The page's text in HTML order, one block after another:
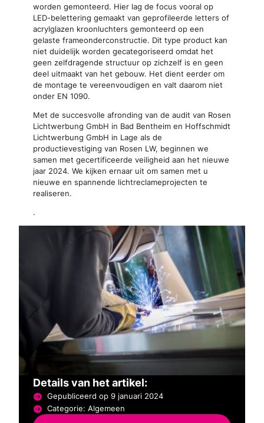
worden gemonteerd. Hier lag de focus vooral op
LED-belettering gemaakt van geprofileerde letters of
acrylglazen kroonluchters gemonteerd op een
gelaste frameonderconstructie. Dit type product kan
niet duidelijk worden gecategoriseerd omdat het
geen zelfdragende structuur op zichzelf is en geen
deel uitmaakt van het gebouw. Het dient eerder om
de montage te vereenvoudigen en valt daarom niet
onder EN 1090.
Met de succesvolle afronding van de audit van Rosen
Lichtwerbung GmbH in Bad Bentheim en Hoffschmidt
Lichtwerbung GmbH in Lage als de
productievestiging van Rosen LW, beginnen we
samen met gecertificeerde veiligheid aan het nieuwe
jaar 2024. We kijken ernaar uit om samen met u
nieuwe en spannende lichtreclameprojecten te
realiseren.
.
Details van het artikel:
Gepubliceerd op 9 januari 2024
Categorie: Algemeen